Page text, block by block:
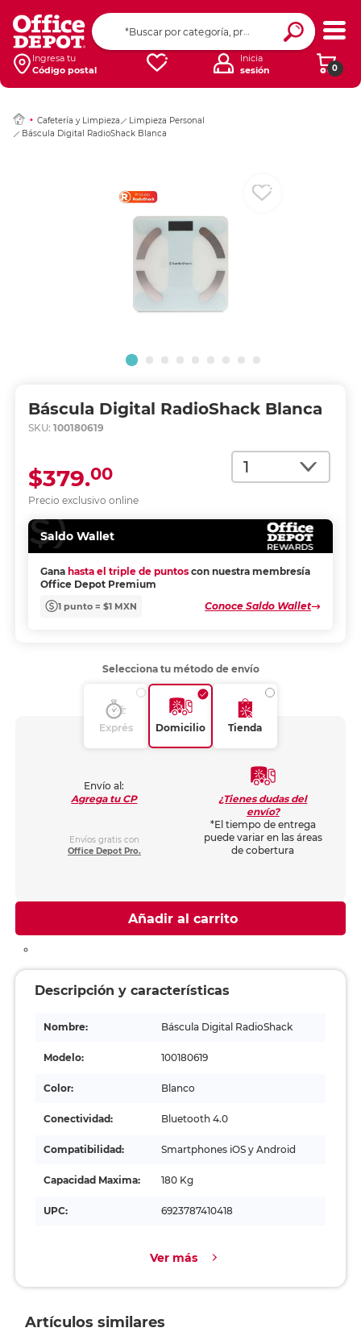
Ingresa tu
Código postal
0
Inicia
sesión
Cafetería y Limpieza
Limpieza Personal
Báscula Digital RadioShack Blanca
Báscula Digital RadioShack Blanca
SKU: 100180619
Cantidad
Precio exclusivo online
$379.00
Saldo Wallet
Gana hasta el triple de puntos con nuestra membresía
Office Depot Premium
1 punto = $1 MXN Conoce Saldo Wallet
Ingresar Codigo
Selecciona tu método de envío
Exprés Domicilio Tienda
Envío al:
Agrega tu CP
Envíos gratis con
Office Depot Pro.
¿Tienes dudas del
envío?
*El tiempo de entrega
puede variar en las áreas
de cobertura
Añadir al carrito
Descripción y características
Nombre: Báscula Digital RadioShack
Modelo: 100180619
Color: Blanco
Conectividad: Bluetooth 4.0
Compatibilidad: Smartphones iOS y Android
Capacidad Maxima: 180 Kg
UPC: 6923787410418
Ver más
Artículos similares